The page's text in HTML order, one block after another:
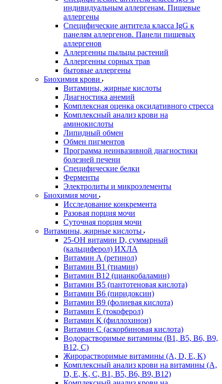
индивидуальным аллергенам. Пищевые
аллергены
Специфические антитела класса IgG к
панелям аллергенов. Панели пищевых
аллергенов
Аллергенны пыльцы растений
Аллергенны сорных трав
бытовые аллергены
Биохимия крови
Витамины, жирные кислоты
Диагностика анемий
Комплексная оценка оксидативного стресса
Комплексный анализ крови на
аминокислоты
Липидный обмен
Обмен пигментов
Программа неинвазивной диагностики
болезней печени
Специфические белки
Ферменты
Электролиты и микроэлементы
Биохимия мочи
Исследование конкремента
Разовая порция мочи
Суточная порция мочи
Витамины, жирные кислоты
25-OH витамин D, суммарный
(кальциферол) ИХЛА
Витамин А (ретинол)
Витамин В1 (тиамин)
Витамин В12 (цианкобаламин)
Витамин В5 (пантотеновая кислота)
Витамин В6 (пиридоксин)
Витамин В9 (фолиевая кислота)
Витамин Е (токоферол)
Витамин К (филлохинон)
Витамин С (аскорбиновая кислота)
Водорастворимые витамины (B1, B5, B6, В9,
В12, С)
Жирорастворимые витамины (A, D, E, K)
Комплексный анализ крови на витамины (A,
D, E, K, C, B1, B5, B6, В9, B12)